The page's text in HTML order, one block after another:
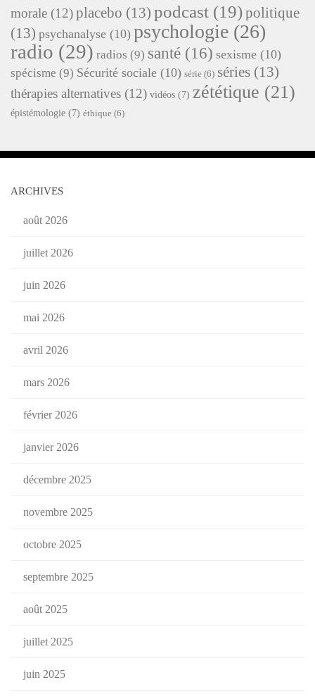
morale (12)placebo (13) podcast (19)politique
(13) psychanalyse (10) psychologie (26)
radio (29) radios (9) santé (16) sexisme (10)
spécisme (9) Sécurité sociale (10) série (6) séries (13)
thérapies alternatives (12) vidéos (7) zététique (21)
épistémologie (7) éthique (6)
ARCHIVES
août 2026
juillet 2026
juin 2026
mai 2026
avril 2026
mars 2026
février 2026
janvier 2026
décembre 2025
novembre 2025
octobre 2025
septembre 2025
août 2025
juillet 2025
juin 2025